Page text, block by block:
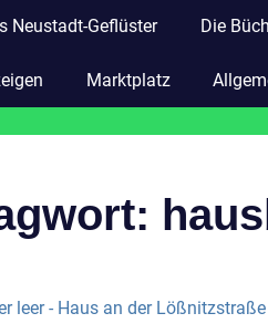
Neustadt-Geflüster Die
Marktplatz